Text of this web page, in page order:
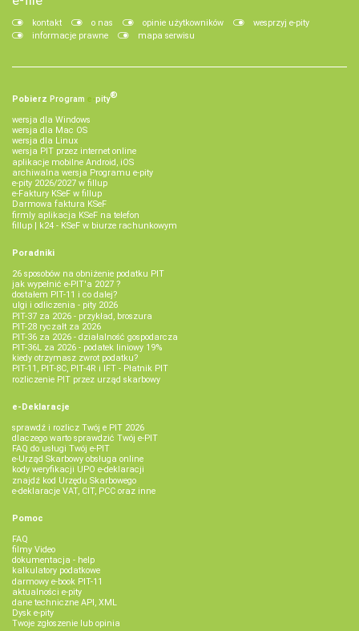
kontakt o nas opinie użytkowników
wesprzyj e-pity
informacje prawne
mapa serwisu
Pobierz Program e‑pity®
wersja dla Windows
wersja dla Mac OS
wersja dla Linux
wersja PIT przez internet online
aplikacje mobilne Android, iOS
archiwalna wersja Programu e-pity
e-pity 2026/2027 w fillup
e‑Faktury KSeF w fillup
Darmowa faktura KSeF
firmly aplikacja KSeF na telefon
fillup | k24 - KSeF w biurze rachunkowym
Poradniki
26 sposobów na obniżenie podatku PIT
jak wypełnić e-PIT'a 2027 ?
dostałem PIT-11 i co dalej?
ulgi i odliczenia - pity 2026
PIT-37 za 2026 - przykład, broszura
PIT-28 ryczałt za 2026
PIT-36 za 2026 - działalność gospodarcza
PIT-36L za 2026 - podatek liniowy 19%
kiedy otrzymasz zwrot podatku?
PIT-11, PIT-8C, PIT-4R i IFT - Płatnik PIT
rozliczenie PIT przez urząd skarbowy
e-Deklaracje
sprawdź i rozlicz Twój e PIT 2026
dlaczego warto sprawdzić Twój e-PIT
FAQ do usługi Twój e-PIT
e-Urząd Skarbowy obsługa online
kody weryfikacji UPO e-deklaracji
znajdź kod Urzędu Skarbowego
e-deklaracje VAT, CIT, PCC oraz inne
Pomoc
FAQ
filmy Video
dokumentacja - help
kalkulatory podatkowe
darmowy e-book PIT-11
aktualności e-pity
dane techniczne API, XML
Dysk e-pity
Twoje zgłoszenie lub opinia